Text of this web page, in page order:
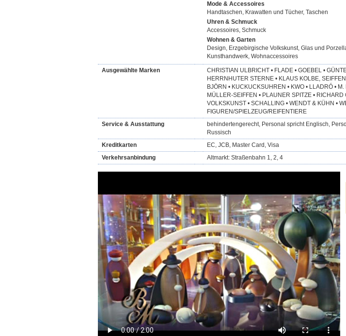
Mode & Accessoires
Handtaschen, Krawatten und Tücher, Taschen
Uhren & Schmuck
Accessoires, Schmuck
Wohnen & Garten
Design, Erzgebirgische Volkskunst, Glas und
Kunsthandwerk, Wohnaccessoires
Ausgewählte Marken
CHRISTIAN ULBRICHT • FLADE • GOEBEL •
HERRNHUTER STERNE • KLAUS KOLBE,
BJÖRN • KUCKUCKSUHREN • KWO • LLADRÓ • M.
MÜLLER-SEIFFEN • PLAUNER SPITZE • RICHARD
VOLKSKUNST • SCHALLING • WENDT & KÜHN •
FIGUREN/SPIELZEUG/REIFENTIERE
Service & Ausstattung
behindertengerecht, Personal spricht Englisch,
Russisch
Kreditkarten
EC, JCB, Master Card, Visa
Verkehrsanbindung
Altmarkt: Straßenbahn 1, 2, 4